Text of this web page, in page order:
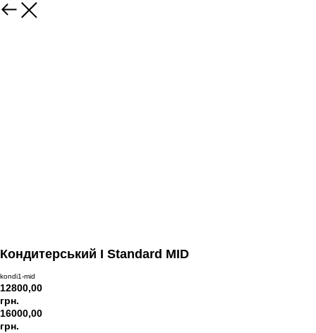
Кондитерський I Standard MID
kondi1-mid
12800,00
грн.
16000,00
грн.